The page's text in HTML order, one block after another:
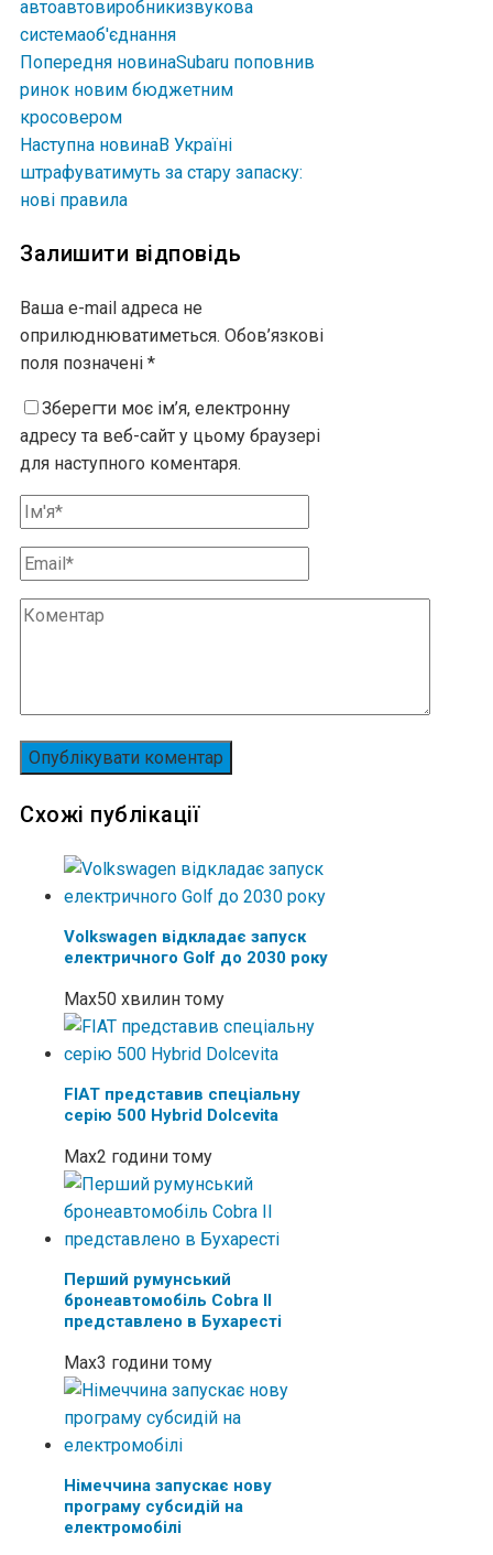
автоавтовиробникизвукова
системаоб'єднання
Попередня новинаSubaru поповнив
ринок новим бюджетним
кросовером
Наступна новинаВ Україні
штрафуватимуть за стару запаску:
нові правила
Залишити відповідь
Ваша e-mail адреса не
оприлюднюватиметься. Обов’язкові
поля позначені *
Зберегти моє ім’я, електронну
адресу та веб-сайт у цьому браузері
для наступного коментаря.
Схожі публікації
Volkswagen відкладає запуск
електричного Golf до 2030 року
Max50 хвилин тому
FIAT представив спеціальну
серію 500 Hybrid Dolcevita
Max2 години тому
Перший румунський
бронеавтомобіль Cobra II
представлено в Бухаресті
Max3 години тому
Німеччина запускає нову
програму субсидій на
електромобілі